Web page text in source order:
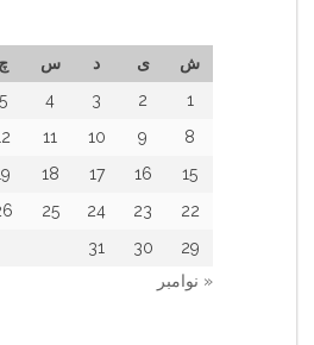
ش ی د س چ
1
2
3
4
5
8
9
10
11
15
16
17
18
22
23
24
25
29
30
31
« نوامبر